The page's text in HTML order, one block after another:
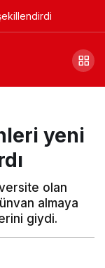
yeni
olan
almaya
giydi.